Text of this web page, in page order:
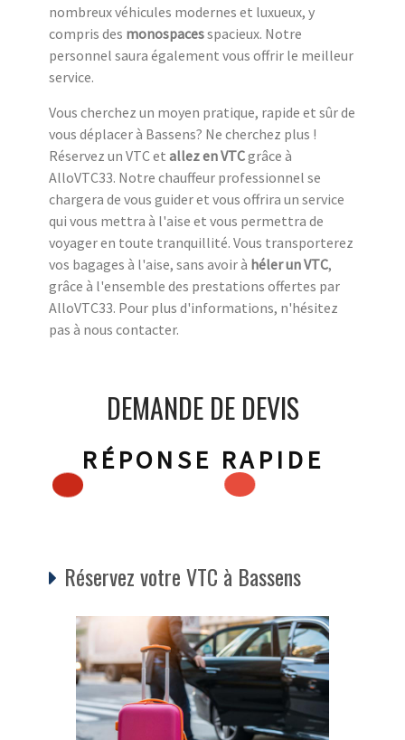
nombreux véhicules modernes et luxueux, y
compris des monospacesspacieux. Notre
personnel saura également vous offrir le meilleur
service.
Vous cherchez un moyen pratique, rapide et sûr de
vous déplacer à Bassens? Ne cherchez plus !
Réservez un VTC et allez en VTCgrâce à
AlloVTC33. Notre chauffeur professionnel se
chargera de vous guider et vous offrira un service
qui vous mettra à l'aise et vous permettra de
voyager en toute tranquillité. Vous transporterez
vos bagages à l'aise, sans avoir à héler un VTC,
grâce à l'ensemble des prestations offertes par
AlloVTC33. Pour plus d'informations, n'hésitez
pas à nous contacter.
DEMANDE DE DEVIS
RÉPONSE RAPIDE
Réservez votre VTC à Bassens